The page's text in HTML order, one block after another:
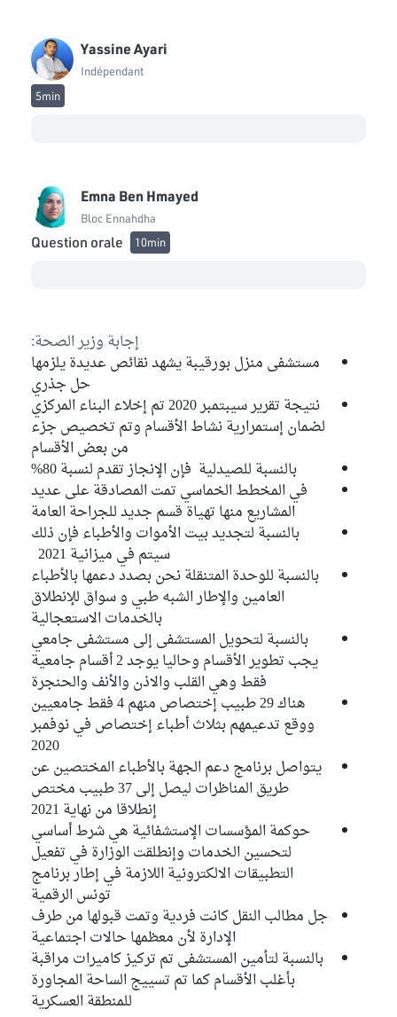
Yassine Ayari
Indépendant
5min
Emna Ben Hmayed
Bloc Ennahdha
Question orale 10min
إجابة وزير الصحة:
مستشفى منزل بورقيبة يشهد نقائص عديدة يلزمها
حل جذري
نتيجة تقرير سيبتمبر 2020 تم إخلاء البناء المركزي
لضمان إستمرارية نشاط الأقسام وتم تخصيص جزء
من بعض الأقسام
بالنسبة للصيدلية فإن الإنجاز تقدم لنسبة 80%
في المخطط الخماسي تمت المصادقة على عديد
المشاريع منها تهياة قسم جديد للجراحة العامة
بالنسبة لتجديد بيت الأموات والأطباء فإن ذلك
سيتم في ميزانية 2021
بالنسبة للوحدة المتنقلة نحن بصدد دعمها بالأطباء
العامين والإطار الشبه طبي و سواق للإنطلاق
بالخدمات الاستعجالية
بالنسبة لتحويل المستشفى إلى مستشفى جامعي
يجب تطوير الأقسام وحاليا يوجد 2 أقسام جامعية
فقط وهي القلب والاذن والأنف والحنجرة
هناك 29 طبيب إختصاص منهم 4 فقط جامعيين
ووقع تدعيمهم بثلاث أطباء إختصاص في نوفمبر
2020
يتواصل برنامج دعم الجهة بالأطباء المختصين عن
طريق المناظرات ليصل إلى 37 طبيب مختص
إنطلاقا من نهاية 2021
حوكمة المؤسسات الإستشفائية هي شرط أساسي
لتحسين الخدمات وإنطلقت الوزارة في تفعيل
التطبيقات الالكترونية اللازمة في إطار برنامج
تونس الرقمية
جل مطالب النقل كانت فردية وتمت قبولها من طرف
الإدارة لأن معظمها حالات اجتماعية
بالنسبة لتأمين المستشفى تم تركيز كاميرات مراقبة
بأغلب الأقسام كما تم تسييج الساحة المجاورة
للمنطقة العسكرية